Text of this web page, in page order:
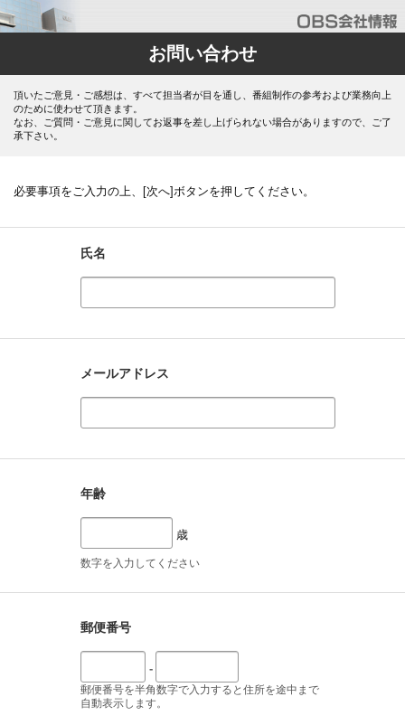
お問い合わせ
頂いたご意見・ご感想は、すべて担当者が目を通し、番組制作の参考および業務向上
のために使わせて頂きます。
なお、ご質問・ご意見に関してお返事を差し上げられない場合がありますので、ご了
承下さい。
必要事項をご入力の上、[次へ]ボタンを押してください。
氏名
メールアドレス
年齢
歳
数字を入力してください
郵便番号
-
郵便番号を半角数字で入力すると住所を途中まで
自動表示します。